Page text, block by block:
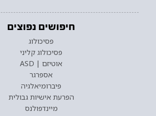
חיפושים נפוצים
פסיכולוג
פסיכולוג קליני
אוטיזם | ASD
אספרגר
פיברומיאלגיה
הפרעת אישיות גבולית
מיינדפולנס